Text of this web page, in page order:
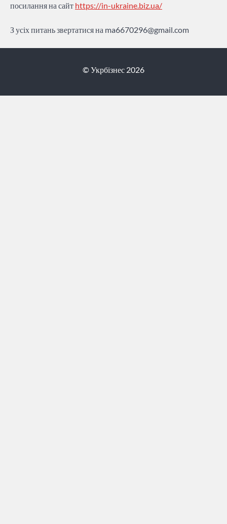
посилання на сайт https://in-ukraine.biz.ua/
З усіх питань звертатися на ma6670296@gmail.com
© Укрбізнес 2026